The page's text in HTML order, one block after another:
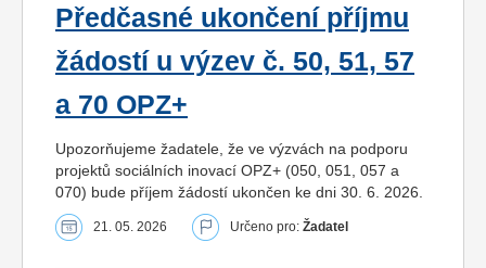
Předčasné ukončení příjmu
žádostí u výzev č. 50, 51, 57
a 70 OPZ+
Upozorňujeme žadatele, že ve výzvách na podporu
projektů sociálních inovací OPZ+ (050, 051, 057 a
070) bude příjem žádostí ukončen ke dni 30. 6. 2026.
21. 05. 2026 Určeno pro: Žadatel